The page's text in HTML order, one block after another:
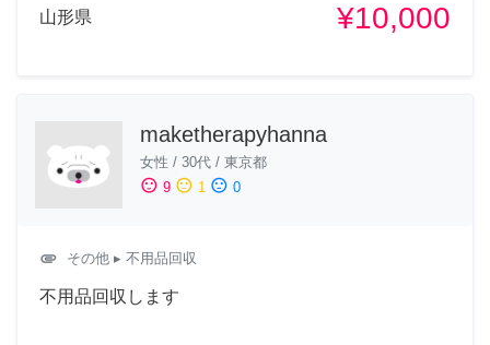
山形県 ¥10,000
maketherapyhanna
女性 / 30代 / 東京都
sentiment_satisfied 9 sentiment_neutral 1 sentiment_dissatisfied 0
attachment その他 ▸ 不用品回収
不用品回収します